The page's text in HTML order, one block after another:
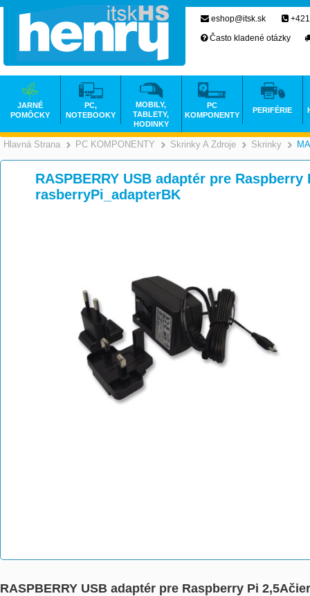
Hlavná Strana >
PC KOMPONENTY >
Skrinky A Zdroje Skrinky
RASPBERRY USB adaptér pre
rasberryPi_adapterBK
RASPBERRY USB adaptér pre Raspberry Pi
eshop@itsk.sk
Často kladené otázky
JARNÉ
POMÔCKY
PC,
NOTEBOOKY
MOBILY,
TABLETY,
HODINKY
PC
KOMPONENTY
PERIFÉRIE